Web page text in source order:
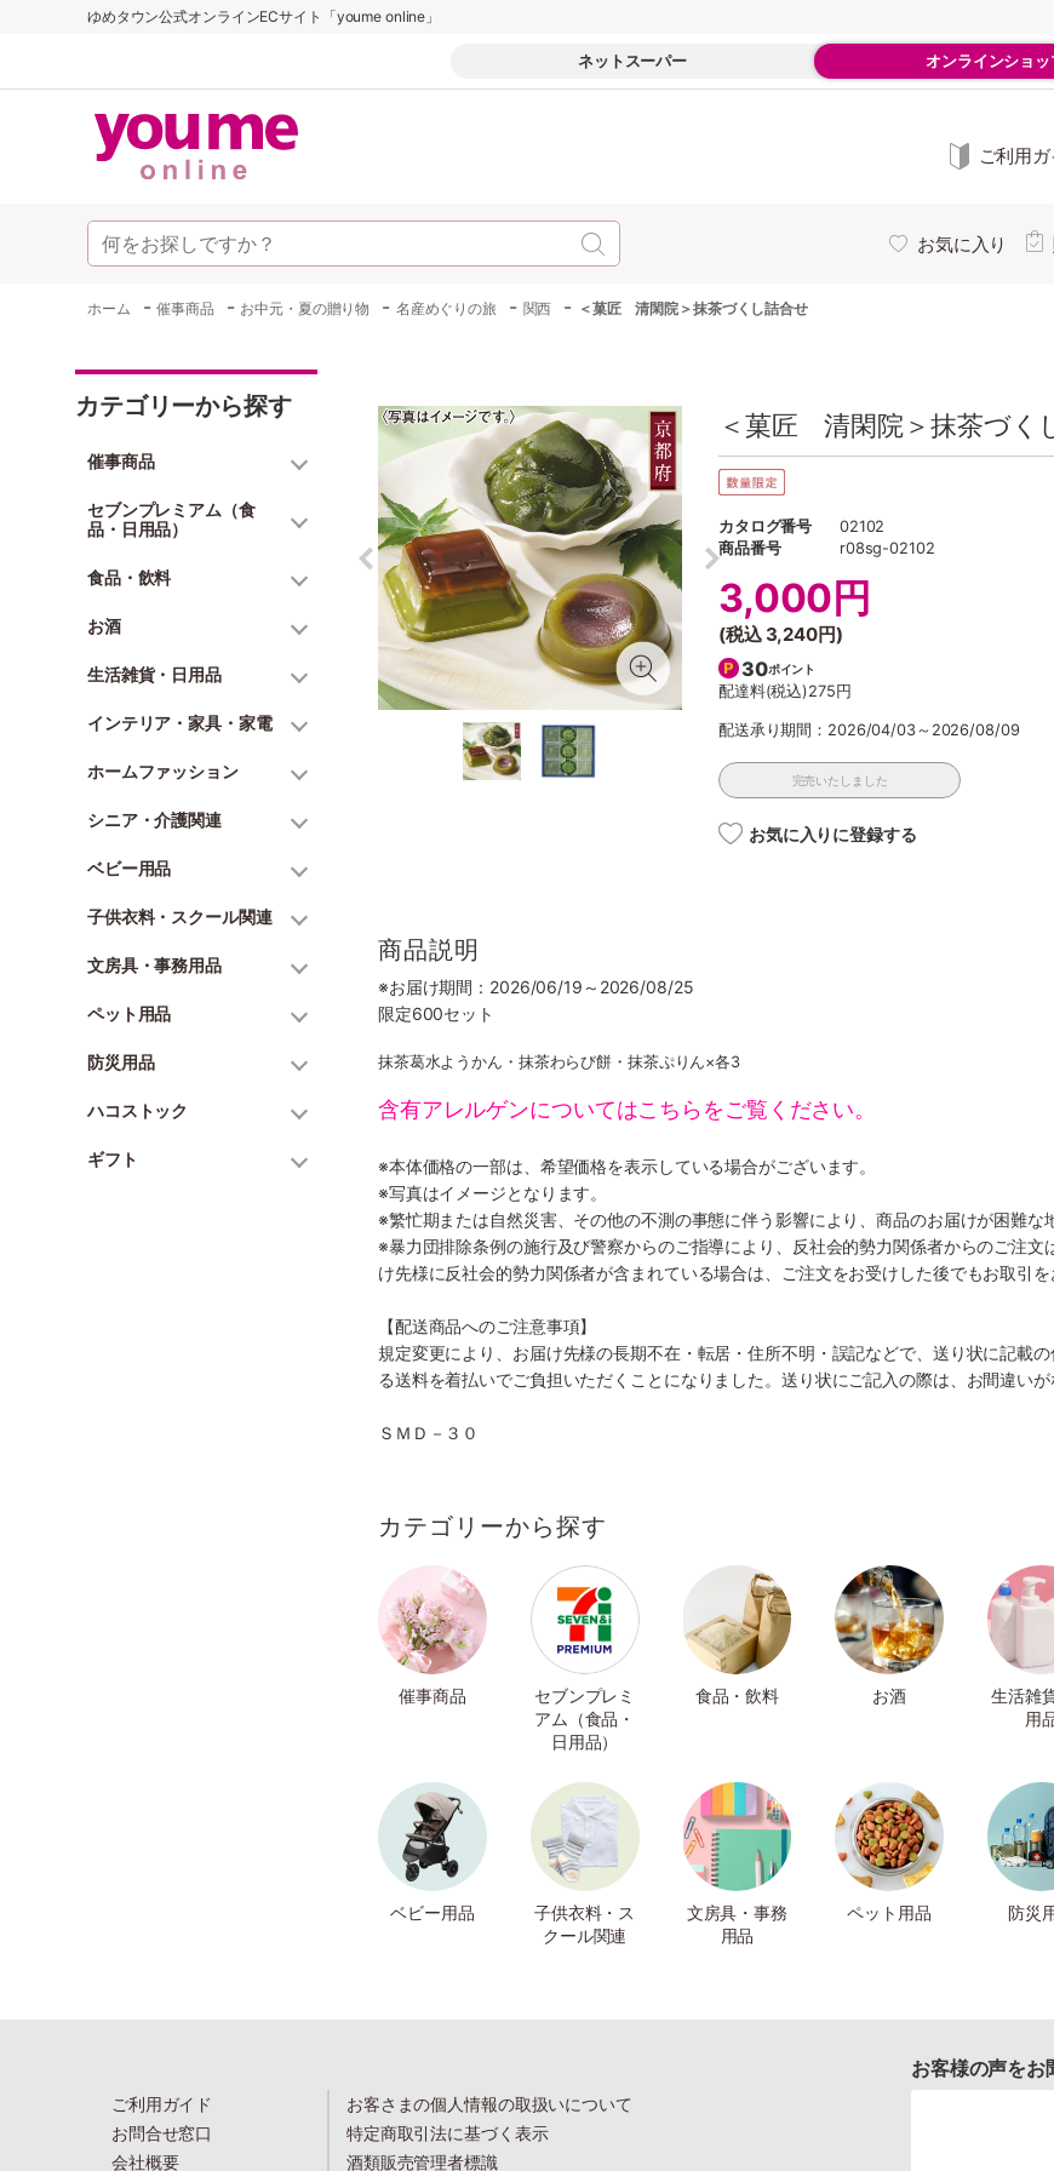
ゆめタウン公式オンラインECサイト「youme online」
ネットスーパー オンラインショッ
ご利用
お気に入り
ホーム -催事商品 - お中元・夏の贈り物 - 名産めぐりの旅 - 関西 - ＜菓匠 清閑院＞抹茶づくし詰合せ
カテゴリーから探す
催事商品
セブンプレミアム（食
品・日用品）
食品・飲料
お酒
生活雑貨・日用品
インテリア・家具・家電
ホームファッション
シニア・介護関連
ベビー用品
子供衣料・スクール関連
文房具・事務用品
ペット用品
防災用品
ハコストック
ギフト
＜菓匠 清閑院＞抹茶づく
カタログ番号
02102
商品番号
r08sg-02102
3,000円
(税込 3,240円)
30ポイント
配達料(税込)275円
配送承り期間：2026/04/03～2026/08/09
完売いたしました
お気に入りに登録する
商品説明
※お届け期間：2026/06/19～2026/08/25
限定600セット
抹茶葛水ようかん・抹茶わらび餅・抹茶ぷりん×各3
含有アレルゲンについてはこちらをご覧ください。
※本体価格の一部は、希望価格を表示している場合がございます。
※写真はイメージとなります。
※繁忙期または自然災害、その他の不測の事態に伴う影響により、商品のお届けが困難な
※暴力団排除条例の施行及び警察からのご指導により、反社会的勢力関係者からのご注
け先様に反社会的勢力関係者が含まれている場合は、ご注文をお受けした後でもお取引
【配送商品へのご注意事項】
規定変更により、お届け先様の長期不在・転居・住所不明・誤記などで、送り状に記載
る送料を着払いでご負担いただくことになりました。送り状にご記入の際は、お間違いが
ＳＭＤ－３０
カテゴリーから探す
催事商品
セブンプレミ
アム（食品・
日用品）
食品・飲料 お酒
生活雑
用
ベビー用品
子供衣料・ス
クール関連
文房具・事務
用品
ペット用品 防災
ご利用ガイド
お問合せ窓口
会社概要
お客さまの個人情報の取扱いについて
特定商取引法に基づく表示
酒類販売管理者標識
お客様の声をお